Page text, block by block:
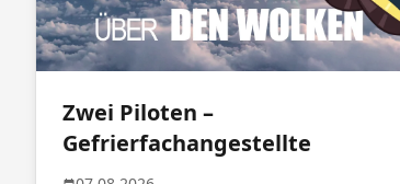
Zwei Piloten –
Gefrierfachangestellte